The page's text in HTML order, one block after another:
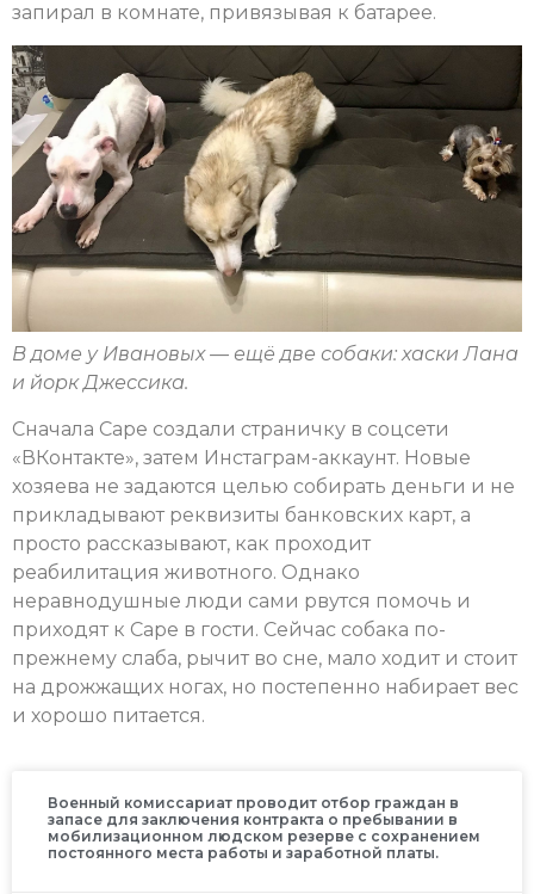
запирал в комнате, привязывая к батарее.
В доме у Ивановых — ещё две собаки: хаски Лана
и йорк Джессика.
Сначала Саре создали страничку в соцсети
«ВКонтакте», затем Инстаграм-аккаунт. Новые
хозяева не задаются целью собирать деньги и не
прикладывают реквизиты банковских карт, а
просто рассказывают, как проходит
реабилитация животного. Однако
неравнодушные люди сами рвутся помочь и
приходят к Саре в гости. Сейчас собака по-
прежнему слаба, рычит во сне, мало ходит и стоит
на дрожжащих ногах, но постепенно набирает вес
и хорошо питается.
Военный комиссариат проводит отбор граждан в
запасе для заключения контракта о пребывании в
мобилизационном людском резерве с сохранением
постоянного места работы и заработной платы.